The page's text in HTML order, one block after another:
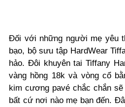
Đối với những người mẹ yêu
bạo, bộ sưu tập HardWear
hảo. Đôi khuyên tai Tiffany
vàng hồng 18k và vòng cổ
kim cương pavé chắc chắn
bất cứ nơi nào mẹ bạn đến.